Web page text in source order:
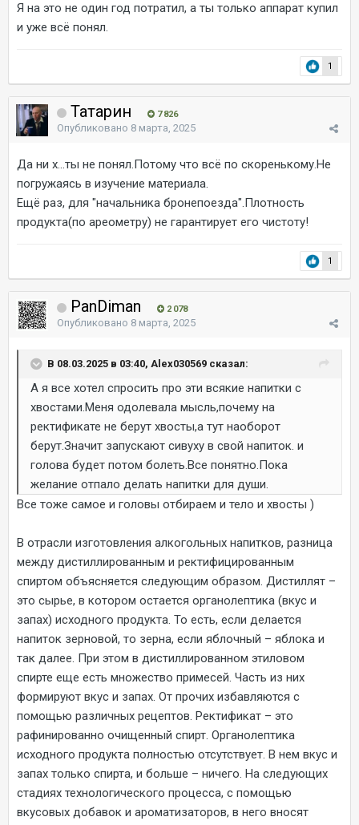
Я на это не один год потратил, а ты только аппарат купил
и уже всё понял.
1
Татарин 7 826
Опубликовано 8 марта, 2025
Да ни х...ты не понял.Потому что всё по скоренькому.Не
погружаясь в изучение материала.
Ещё раз, для "начальника бронепоезда".Плотность
продукта(по ареометру) не гарантирует его чистоту!
1
PanDiman 2 078
Опубликовано 8 марта, 2025
В 08.03.2025 в 03:40, Alex030569 сказал:
А я все хотел спросить про эти всякие напитки с
хвостами.Меня одолевала мысль,почему на
ректификате не берут хвосты,а тут наоборот
берут.Значит запускают сивуху в свой напиток. и
голова будет потом болеть.Все понятно.Пока
желание отпало делать напитки для души.
Все тоже самое и головы отбираем и тело и хвосты )
В отрасли изготовления алкогольных напитков, разница
между дистиллированным и ректифицированным
спиртом объясняется следующим образом. Дистиллят –
это сырье, в котором остается органолептика (вкус и
запах) исходного продукта. То есть, если делается
напиток зерновой, то зерна, если яблочный – яблока и
так далее. При этом в дистиллированном этиловом
спирте еще есть множество примесей. Часть из них
формируют вкус и запах. От прочих избавляются с
помощью различных рецептов. Ректификат – это
рафинированно очищенный спирт. Органолептика
исходного продукта полностью отсутствует. В нем вкус и
запах только спирта, и больше – ничего. На следующих
стадиях технологического процесса, с помощью
вкусовых добавок и ароматизаторов, в него вносят